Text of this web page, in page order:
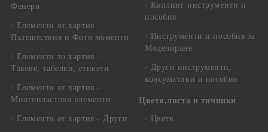
Фенери
Елементи от хартия -
Пътешествия и Фото моменти
Елементи то хартия -
Такове, табелки, етикети
Елементи от хартия -
Многопластови елементи
Елементи от хартия - Други
Квилинг инструменти и
пособия
Инструменти и пособия за
Моделиране
Други инструменти,
консумативи и пособия
Цветя,листа и тичинки
Цветя